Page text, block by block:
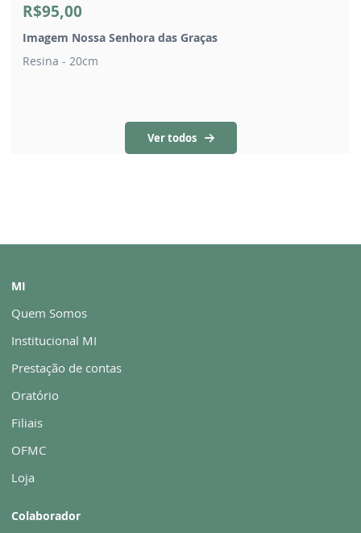
R$95,00
Imagem Nossa Senhora das Graças
Resina - 20cm
Ver todos
MI
Quem Somos
Institucional MI
Prestação de contas
Oratório
Filiais
OFMC
Loja
Colaborador